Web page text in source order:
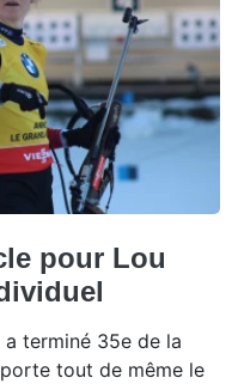
pour Lou
terminé 35e de la
tout de même le